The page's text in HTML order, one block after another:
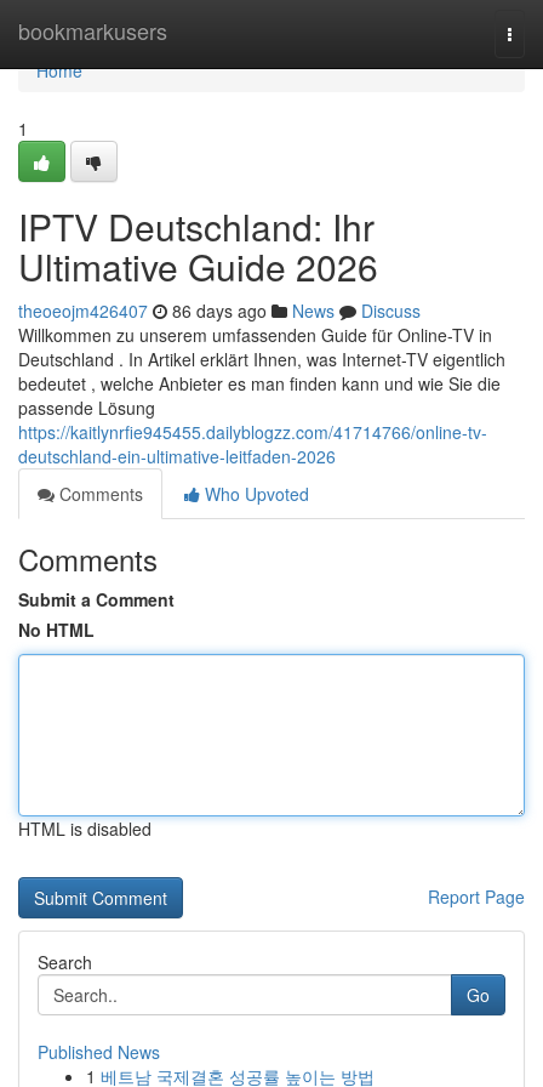
bookmarkusers
Home
Home
1
IPTV Deutschland: Ihr
Ultimative Guide 2026
theoeojm426407 86 days ago News
Discuss
Willkommen zu unserem umfassenden Guide für Online-TV in
Deutschland . In Artikel erklärt Ihnen, was Internet-TV eigentlich
bedeutet , welche Anbieter es man finden kann und wie Sie die
passende Lösung
https://kaitlynrfie945455.dailyblogzz.com/41714766/online-tv-
deutschland-ein-ultimative-leitfaden-2026
Comments
Who Upvoted
Comments
Submit a Comment
No HTML
HTML is disabled
Report Page
Search
Go
Published News
1 베트남 국제결혼 성공률 높이는 방법